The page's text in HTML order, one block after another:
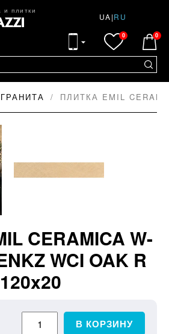
и плитки
UA|RU
0 0
ПЛИТКА EMIL
CERAMICA W-
WCI OAK R
В КОРЗИНУ